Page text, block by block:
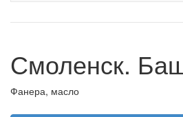
Смоленск.
Фанера, масло